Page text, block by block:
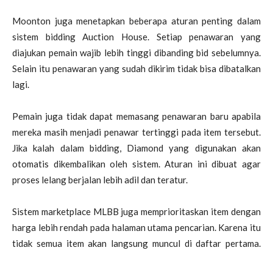
Moonton juga menetapkan beberapa aturan penting dalam
sistem bidding Auction House. Setiap penawaran yang
diajukan pemain wajib lebih tinggi dibanding bid sebelumnya.
Selain itu penawaran yang sudah dikirim tidak bisa dibatalkan
lagi.
Pemain juga tidak dapat memasang penawaran baru apabila
mereka masih menjadi penawar tertinggi pada item tersebut.
Jika kalah dalam bidding, Diamond yang digunakan akan
otomatis dikembalikan oleh sistem. Aturan ini dibuat agar
proses lelang berjalan lebih adil dan teratur.
Sistem marketplace MLBB juga memprioritaskan item dengan
harga lebih rendah pada halaman utama pencarian. Karena itu
tidak semua item akan langsung muncul di daftar pertama.